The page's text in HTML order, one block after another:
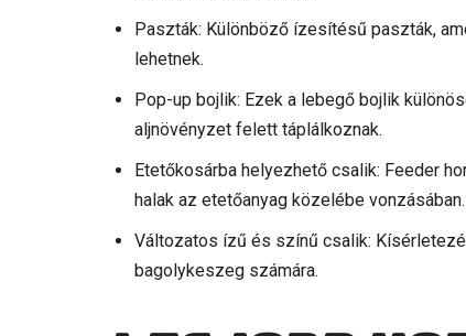
Paszták: Különböző ízesítésű paszták,
lehetnek.
Pop-up bojlik: Ezek a lebegő bojlik
aljnövényzet felett táplálkoznak.
Etetőkosárba helyezhető csalik: Feeder
halak az etetőanyag közelébe vonzásában.
Változatos ízű és színű csalik:
bagolykeszeg számára.